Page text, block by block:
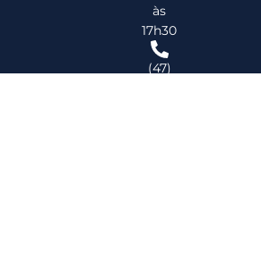
às
17h30
(47)